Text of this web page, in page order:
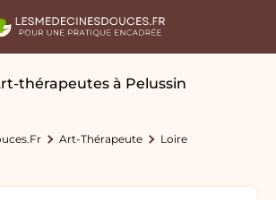
thérapeutes à Pelussin
Art-Thérapeute
Loire